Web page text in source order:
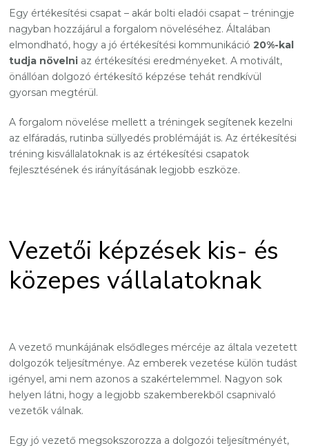
Egy értékesítési csapat – akár bolti eladói csapat – tréningje
nagyban hozzájárul a forgalom növeléséhez. Általában
elmondható, hogy a jó értékesítési kommunikáció20%-kal
tudja növelni az értékesítési eredményeket. A motivált,
önállóan dolgozó értékesítő képzése tehát rendkívül
gyorsan megtérül.
A forgalom növelése mellett a tréningek segítenek kezelni
az elfáradás, rutinba süllyedés problémáját is. Az értékesítési
tréning kisvállalatoknak is az értékesítési csapatok
fejlesztésének és irányításának legjobb eszköze.
Vezetői képzések kis- és
közepes vállalatoknak
A vezető munkájának elsődleges mércéje az általa vezetett
dolgozók teljesítménye. Az emberek vezetése külön tudást
igényel, ami nem azonos a szakértelemmel. Nagyon sok
helyen látni, hogy a legjobb szakemberekből csapnivaló
vezetők válnak.
Egy jó vezető megsokszorozza a dolgozói teljesítményét,